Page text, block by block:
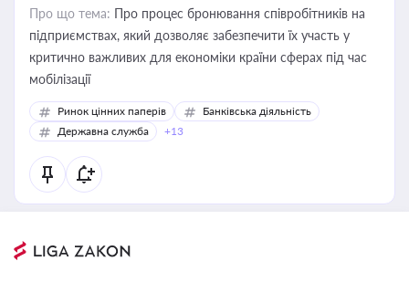
Про що тема: Про процес бронювання співробітників на
підприємствах, який дозволяє забезпечити їх участь у
критично важливих для економіки країни сферах під час
мобілізації
Ринок цінних паперів
Банківська діяльність
Державна служба
+13